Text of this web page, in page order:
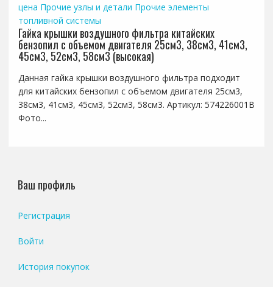
цена Прочие узлы и детали Прочие элементы
топливной системы
Гайка крышки воздушного фильтра китайских
бензопил с объемом двигателя 25см3, 38см3, 41см3,
45см3, 52см3, 58см3 (высокая)
Данная гайка крышки воздушного фильтра подходит
для китайских бензопил с объемом двигателя 25см3,
38см3, 41см3, 45см3, 52см3, 58см3. Артикул: 574226001B
Фото...
Ваш профиль
Регистрация
Войти
История покупок